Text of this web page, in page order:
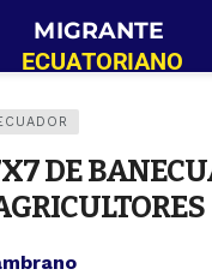
DE